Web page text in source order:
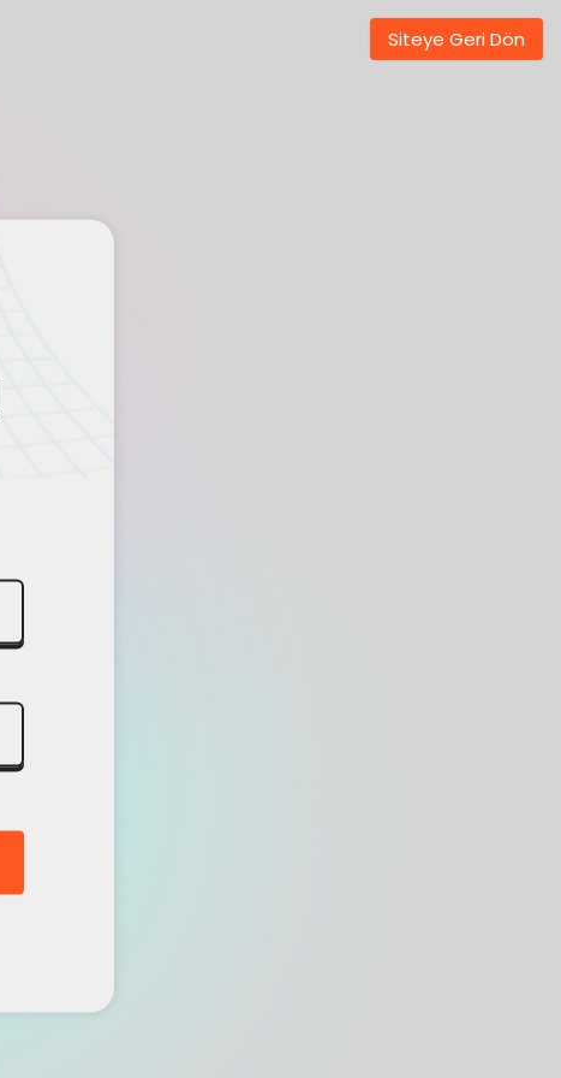
Siteye Geri Dön